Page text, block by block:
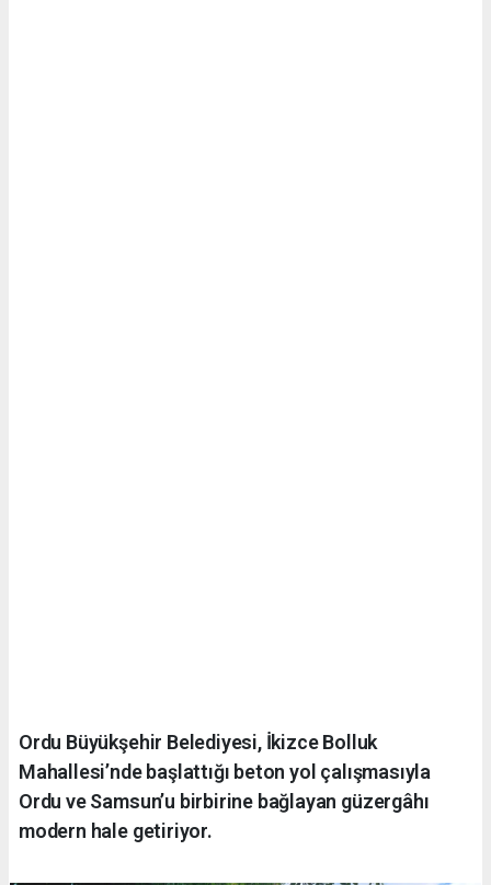
Ordu Büyükşehir Belediyesi, İkizce Bolluk
Mahallesi’nde başlattığı beton yol çalışmasıyla
Ordu ve Samsun’u birbirine bağlayan güzergâhı
modern hale getiriyor.